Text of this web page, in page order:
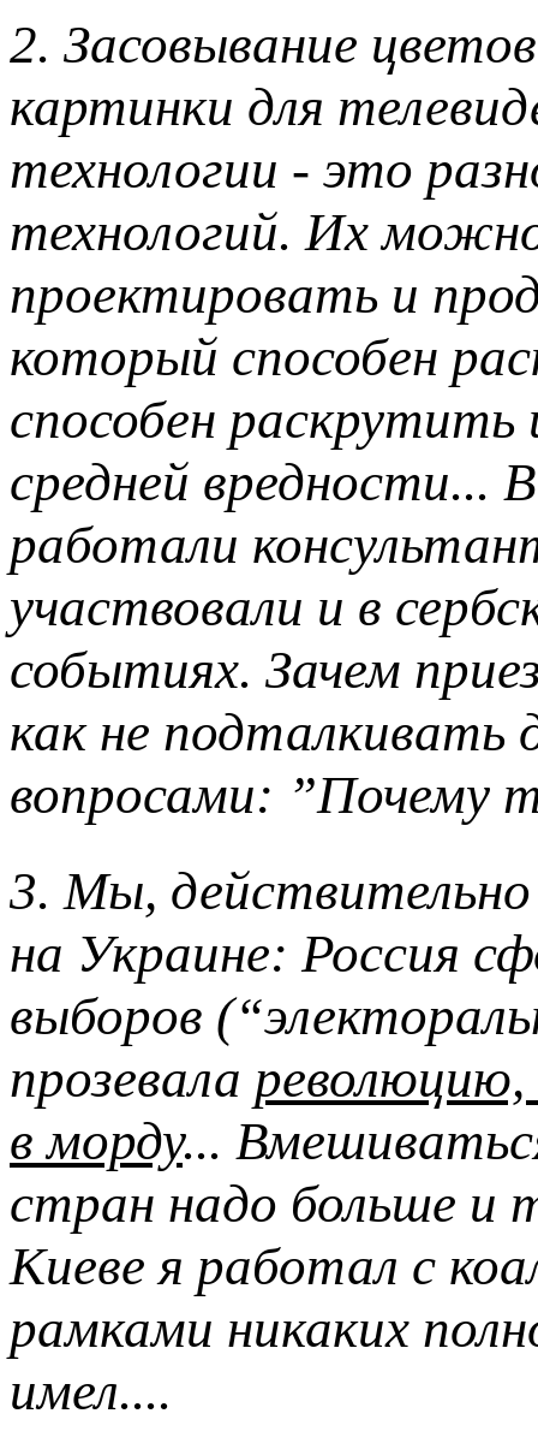
2. Засовывание
картинки для
технологии - это
технологий. Их
проектировать и
который способен
способен
средней вредности...
работали
участвовали и в
событиях. Зачем
как не подталкивать
вопросами: ”Почему
3. Мы,
на Украине: Россия
выборов
прозевала революцию,
в морду...
стран надо больше и
Киеве я работал с
рамками никаких
имел....